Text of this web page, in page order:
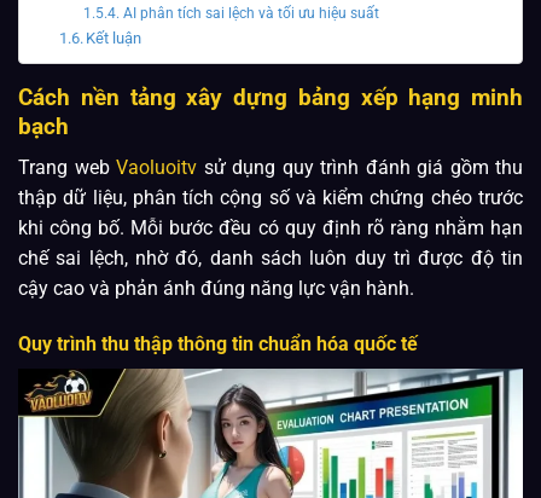
AI phân tích sai lệch và tối ưu hiệu suất
Kết luận
Cách nền tảng xây dựng bảng xếp hạng minh
bạch
Trang web Vaoluoitv sử dụng quy trình đánh giá gồm thu
thập dữ liệu, phân tích cộng số và kiểm chứng chéo trước
khi công bố. Mỗi bước đều có quy định rõ ràng nhằm hạn
chế sai lệch, nhờ đó, danh sách luôn duy trì được độ tin
cậy cao và phản ánh đúng năng lực vận hành.
Quy trình thu thập thông tin chuẩn hóa quốc tế